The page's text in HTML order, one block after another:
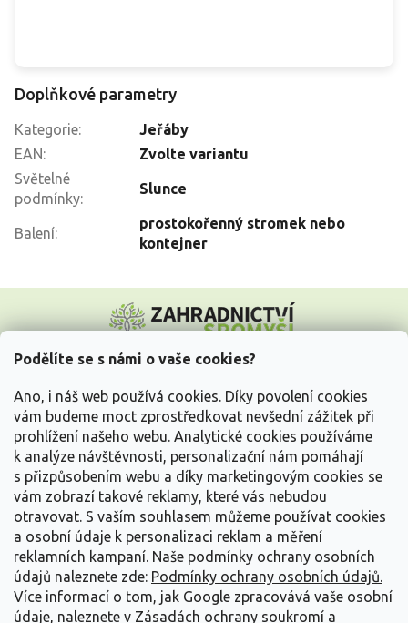
Podělíte se s námi o vaše cookies?
Ano, i náš web používá cookies. Díky povolení cookies
vám budeme moct zprostředkovat nevšední zážitek při
prohlížení našeho webu. Analytické cookies používáme
k analýze návštěvnosti, personalizační nám pomáhají
s přizpůsobením webu a díky marketingovým cookies se
vám zobrazí takové reklamy, které vás nebudou
otravovat. S vaším souhlasem můžeme používat cookies
a osobní údaje k personalizaci reklam a měření
reklamních kampaní. Naše podmínky ochrany osobních
údajů naleznete zde: Podmínky ochrany osobních údajů.
Více informací o tom, jak Google zpracovává vaše osobní
údaje, naleznete v Zásadách ochrany soukromí a
Doplňkové parametry
Kategorie:
Jeřáby
EAN:
Zvolte variantu
Světelné
podmínky:
Slunce
Balení:
prostokořenný stromek nebo
kontejner
p
Vše o nákupu
Informace pro Vás
Kontakujte nás